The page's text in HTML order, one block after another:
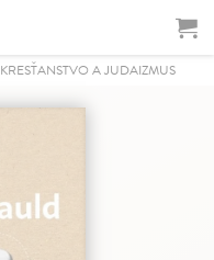
KRESŤANSTVO A JUDAIZMUS